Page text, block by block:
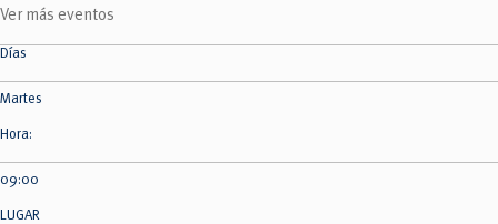
Ver más eventos
Días
Martes
Hora:
09:00
LUGAR